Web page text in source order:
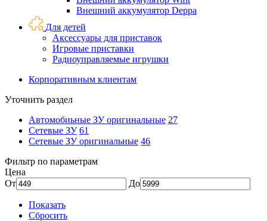
Внешний аккумулятор Deppa
Для детей
Аксессуары для приставок
Игровые приставки
Радиоуправляемые игрушки
Корпоративным клиентам
Уточнить раздел
Автомобиьные ЗУ оригинальные 27
Сетевые ЗУ 61
Сетевые ЗУ оригинальные 46
Фильтр по параметрам
Цена
От
До
Показать
Сбросить